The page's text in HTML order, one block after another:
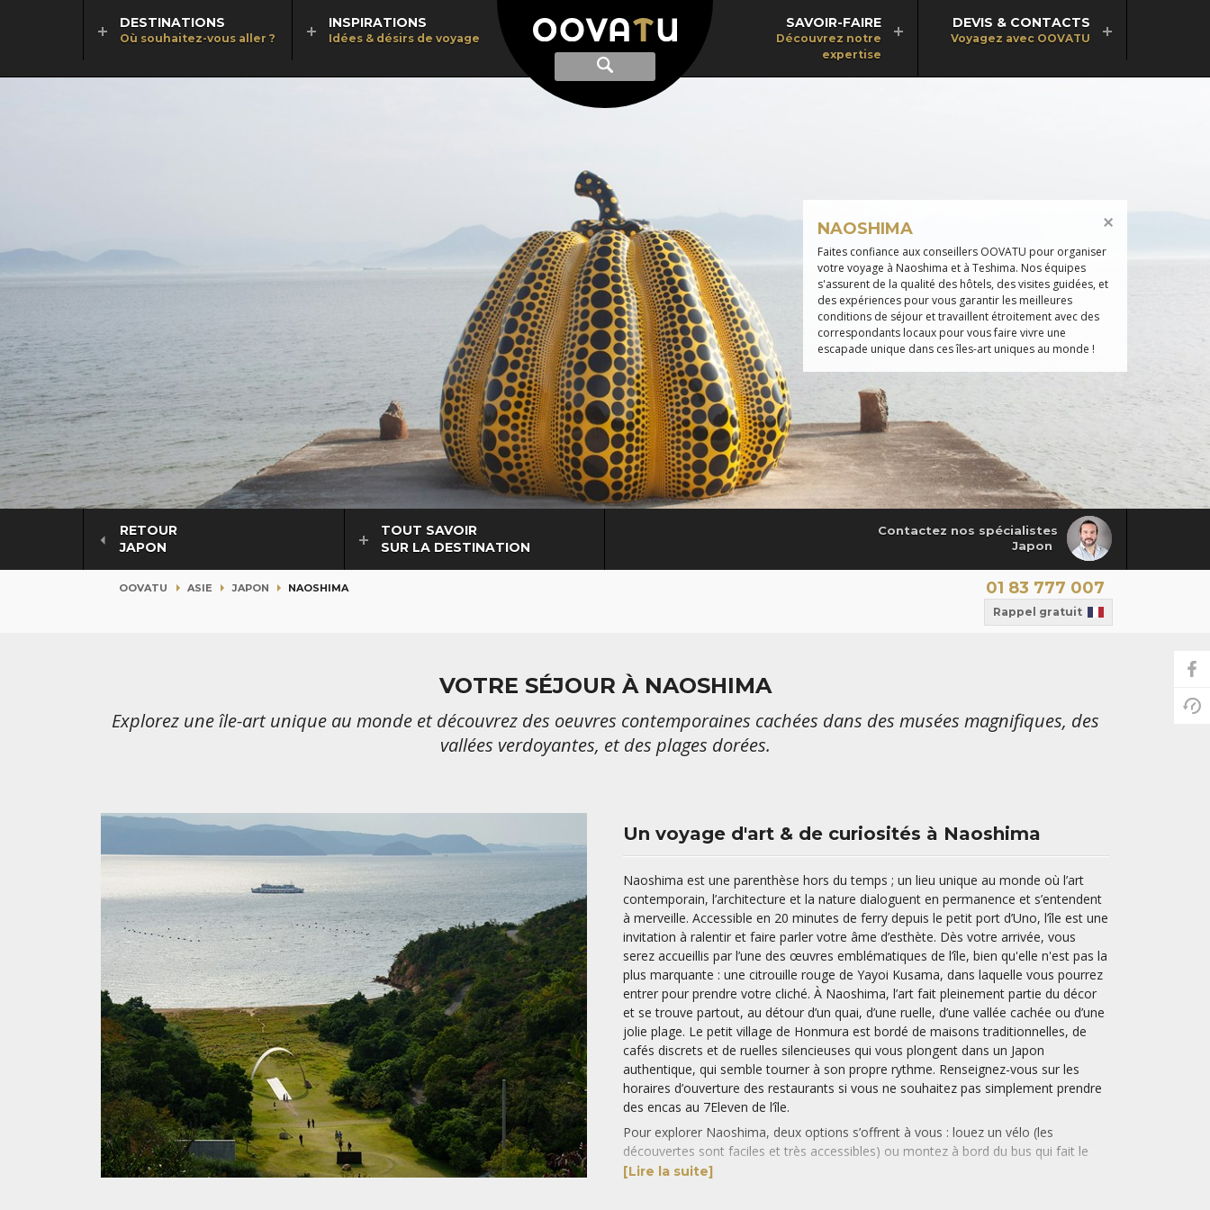
Afficher
recherche
Recherche
DESTINATIONS
Où souhaitez-vous aller ?
INSPIRATIONS
Idées & désirs de voyage
SAVOIR-FAIRE
Découvrez notre
expertise
DEVIS & CONTACTS
Voyagez avec OOVATU
NAOSHIMA
Faites confiance aux conseillers OOVATU pour organiser
votre voyage à Naoshima et à Teshima. Nos équipes
s'assurent de la qualité des hôtels, des visites guidées, et
des expériences pour vous garantir les meilleures
conditions de séjour et travaillent étroitement avec des
correspondants locaux pour vous faire vivre une
escapade unique dans ces îles-art uniques au monde !
Contactez nos spécialistes
Japon
RETOUR
JAPON
TOUT SAVOIR
SUR LA DESTINATION
OOVATU ASIE JAPON NAOSHIMA 01 83 777 007
Rappel gratuit
VOTRE SÉJOUR À NAOSHIMA
Explorez une île-art unique au monde et découvrez des oeuvres contemporaines cachées dans des musées magnifiques, des
vallées verdoyantes, et des plages dorées.
Un voyage d'art & de curiosités à Naoshima
Naoshima est une parenthèse hors du temps ; un lieu unique au monde où l’art
contemporain, l’architecture et la nature dialoguent en permanence et s’entendent
à merveille. Accessible en 20 minutes de ferry depuis le petit port d’Uno, l’île est une
invitation à ralentir et faire parler votre âme d’esthète. Dès votre arrivée, vous
serez accueillis par l’une des œuvres emblématiques de l’île, bien qu'elle n'est pas la
plus marquante : une citrouille rouge de Yayoi Kusama, dans laquelle vous pourrez
entrer pour prendre votre cliché. À Naoshima, l’art fait pleinement partie du décor
et se trouve partout, au détour d’un quai, d’une ruelle, d’une vallée cachée ou d’une
jolie plage. Le petit village de Honmura est bordé de maisons traditionnelles, de
cafés discrets et de ruelles silencieuses qui vous plongent dans un Japon
authentique, qui semble tourner à son propre rythme. Renseignez-vous sur les
horaires d’ouverture des restaurants si vous ne souhaitez pas simplement prendre
des encas au 7Eleven de l’île.
Pour explorer Naoshima, deux options s’offrent à vous : louez un vélo (les
découvertes sont faciles et très accessibles) ou montez à bord du bus qui fait le
tour de l’île en s’arrêtant aux points d’intérêts principaux. Notre coup de cœur à
[Lire la suite]